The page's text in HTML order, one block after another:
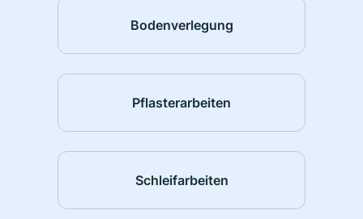
Bodenverlegung
Pflasterarbeiten
Schleifarbeiten